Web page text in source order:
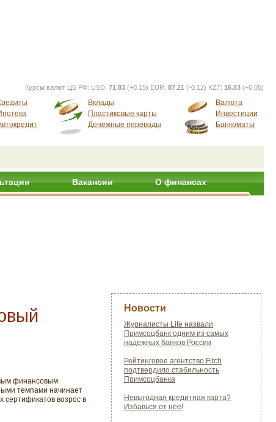
Курсы валют ЦБ РФ: USD: 71.83 (+0.15) EUR: 87.21 (-0.12) KZT: 16.83 (+0.05)
Вклады
Пластиковые карты
Денежные переводы
Валюта
Инвестиции
Банкоматы
Вакансии О финансах
финансовым
темпами начинает
сертификатов возрос в
Новости
Журналисты Life назвали
Примсоцбанк одним из самых
надежных банков России
Рейтинговое агентство Fitch
подтвердило стабильность
Примсоцбанка
Невыгодная кредитная карта?
Избавься от нее!